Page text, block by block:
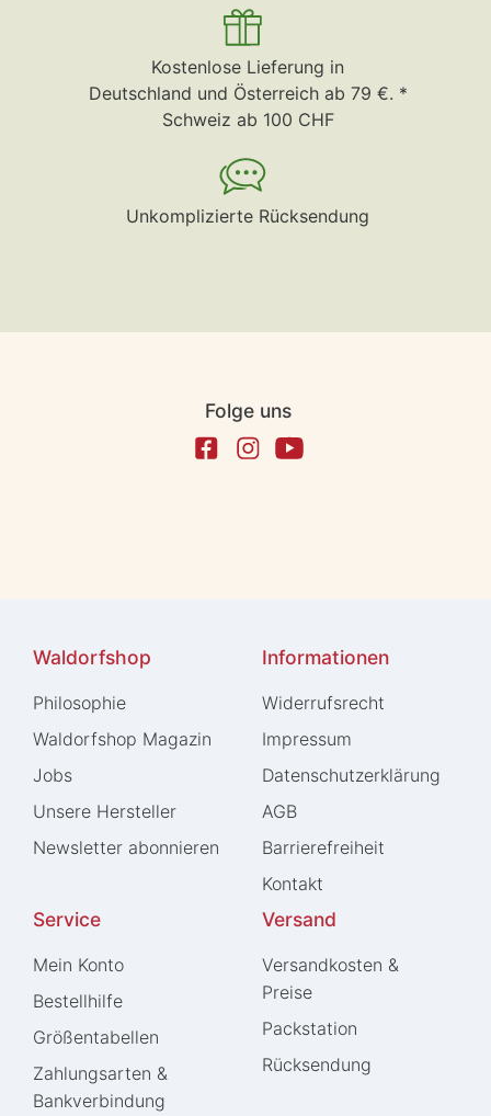
Kostenlose Lieferung in
Deutschland und Österreich ab 79 €. *
Schweiz ab 100 CHF
Unkomplizierte Rücksendung
Folge uns
Waldorfshop
Philosophie
Waldorfshop Magazin
Jobs
Unsere Hersteller
Newsletter abonnieren
Informationen
Widerrufs­recht
Impressum
Daten­schutz­erklärung
AGB
Barrierefreiheit
Kontakt
Service
Mein Konto
Bestellhilfe
Größentabellen
Zahlungsarten &
Bankverbindung
Versand
Versandkosten &
Preise
Packstation
Rücksendung